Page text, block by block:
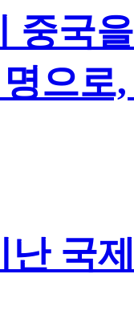
중국
으
난 국